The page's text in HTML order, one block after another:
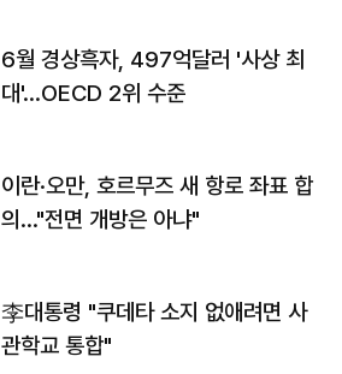
6월 경상흑자, 497억달러 '사상 최
대'…OECD 2위 수준
이란·오만, 호르무즈 새 항로 좌표 합
의…"전면 개방은 아냐"
李대통령 "쿠데타 소지 없애려면 사
관학교 통합"